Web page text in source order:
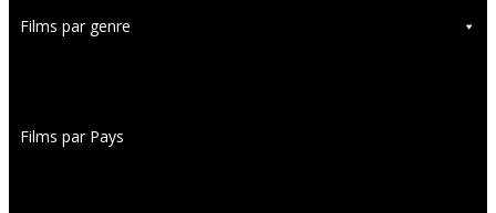
Films par genre
Films par Pays